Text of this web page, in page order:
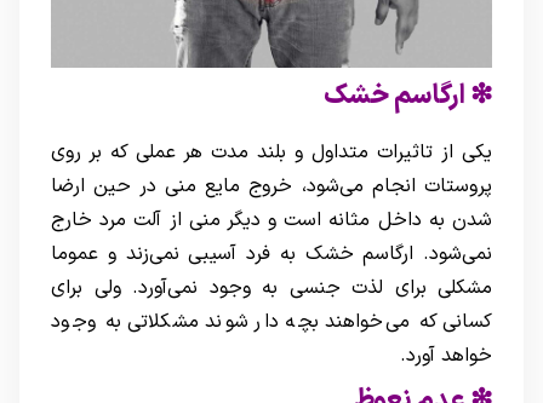
❇ ارگاسم خشک
یکی از تاثیرات متداول و بلند مدت هر عملی که بر روی
پروستات انجام می‌شود، خروج مایع منی در حین ارضا
شدن به داخل مثانه است و دیگر منی از آلت مرد خارج
نمی‌شود. ارگاسم خشک به فرد آسیبی نمی‌زند و عموما
مشکلی برای لذت جنسی به وجود نمي‌آورد. ولی برای
کسانی که می‌خواهند بچه دار شوند مشکلاتی به وجود
خواهد آورد.